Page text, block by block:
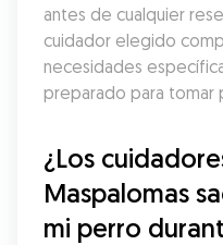
antes de cualquier
cuidador elegido
necesidades
preparado para tomar
¿Los
Maspalomas
mi perro